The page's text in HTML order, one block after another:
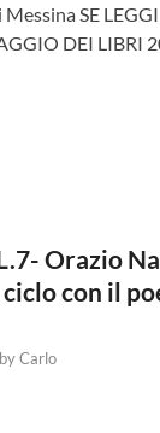
SE
DEI LIBRI
Orazio
con il
byCarlo